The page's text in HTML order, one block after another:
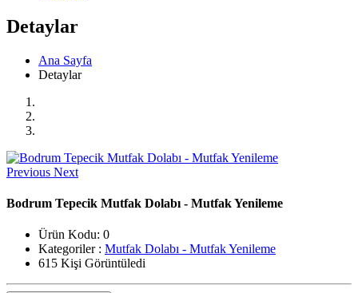
Detaylar
Ana Sayfa
Detaylar
Previous Next
Bodrum Tepecik Mutfak Dolabı - Mutfak Yenileme
Ürün Kodu: 0
Kategoriler : Mutfak Dolabı - Mutfak Yenileme
615 Kişi Görüntüledi